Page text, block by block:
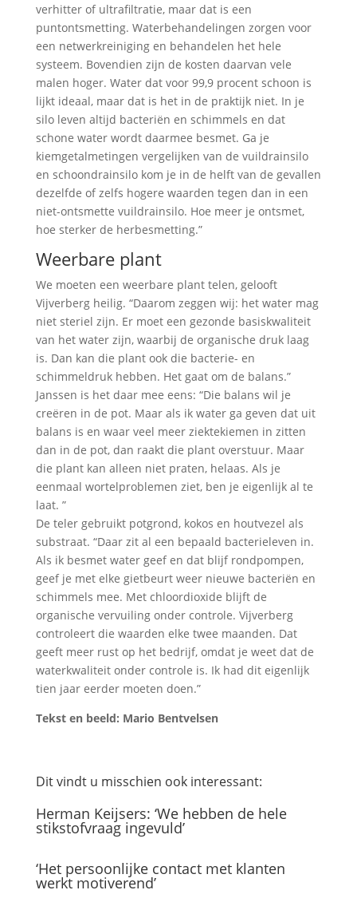
verhitter of ultrafiltratie, maar dat is een
puntontsmetting. Waterbehandelingen zorgen voor
een netwerkreiniging en behandelen het hele
systeem. Bovendien zijn de kosten daarvan vele
malen hoger. Water dat voor 99,9 procent schoon is
lijkt ideaal, maar dat is het in de praktijk niet. In je
silo leven altijd bacteriën en schimmels en dat
schone water wordt daarmee besmet. Ga je
kiemgetalmetingen vergelijken van de vuildrainsilo
en schoondrainsilo kom je in de helft van de gevallen
dezelfde of zelfs hogere waarden tegen dan in een
niet-ontsmette vuildrainsilo. Hoe meer je ontsmet,
hoe sterker de herbesmetting.”
Weerbare plant
We moeten een weerbare plant telen, gelooft
Vijverberg heilig. “Daarom zeggen wij: het water mag
niet steriel zijn. Er moet een gezonde basiskwaliteit
van het water zijn, waarbij de organische druk laag
is. Dan kan die plant ook die bacterie- en
schimmeldruk hebben. Het gaat om de balans.”
Janssen is het daar mee eens: “Die balans wil je
creëren in de pot. Maar als ik water ga geven dat uit
balans is en waar veel meer ziektekiemen in zitten
dan in de pot, dan raakt die plant overstuur. Maar
die plant kan alleen niet praten, helaas. Als je
eenmaal wortelproblemen ziet, ben je eigenlijk al te
laat. ”
De teler gebruikt potgrond, kokos en houtvezel als
substraat. “Daar zit al een bepaald bacterieleven in.
Als ik besmet water geef en dat blijf rondpompen,
geef je met elke gietbeurt weer nieuwe bacteriën en
schimmels mee. Met chloordioxide blijft de
organische vervuiling onder controle. Vijverberg
controleert die waarden elke twee maanden. Dat
geeft meer rust op het bedrijf, omdat je weet dat de
waterkwaliteit onder controle is. Ik had dit eigenlijk
tien jaar eerder moeten doen.”
Tekst en beeld: Mario Bentvelsen
Dit vindt u misschien ook interessant:
Herman Keijsers: ‘We hebben de hele
stikstofvraag ingevuld’
‘Het persoonlijke contact met klanten
werkt motiverend’